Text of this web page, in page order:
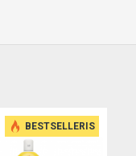
BESTSELLERIS